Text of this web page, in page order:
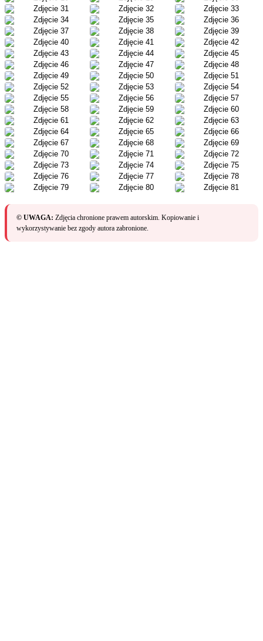
© UWAGA: Zdjęcia chronione prawem autorskim. Kopiowanie i
wykorzystywanie bez zgody autora zabronione.